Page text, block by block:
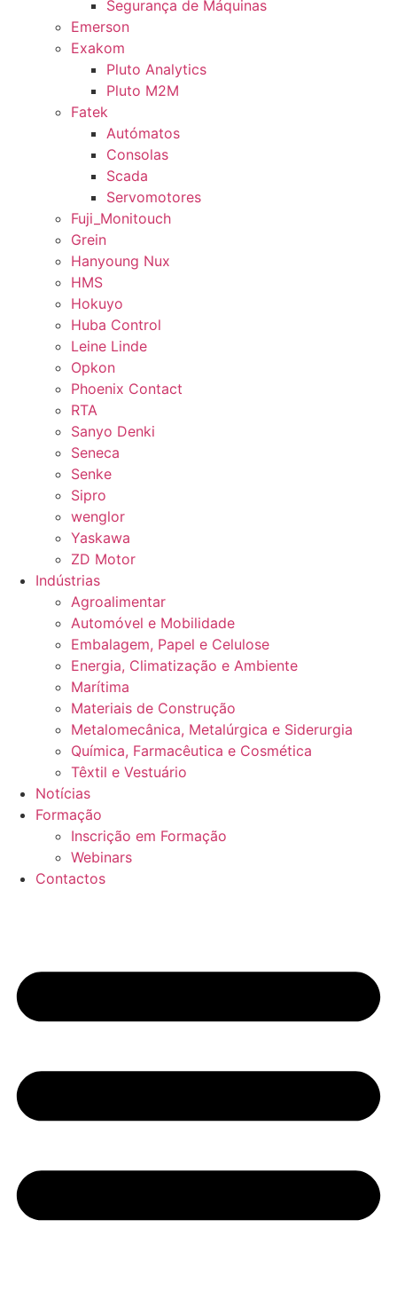
Segurança de Máquinas
Emerson
Exakom
Pluto Analytics
Pluto M2M
Fatek
Autómatos
Consolas
Scada
Servomotores
Fuji_Monitouch
Grein
Hanyoung Nux
HMS
Hokuyo
Huba Control
Leine Linde
Opkon
Phoenix Contact
RTA
Sanyo Denki
Seneca
Senke
Sipro
wenglor
Yaskawa
ZD Motor
Indústrias
Agroalimentar
Automóvel e Mobilidade
Embalagem, Papel e Celulose
Energia, Climatização e Ambiente
Marítima
Materiais de Construção
Metalomecânica, Metalúrgica e Siderurgia
Química, Farmacêutica e Cosmética
Têxtil e Vestuário
Notícias
Formação
Inscrição em Formação
Webinars
Contactos